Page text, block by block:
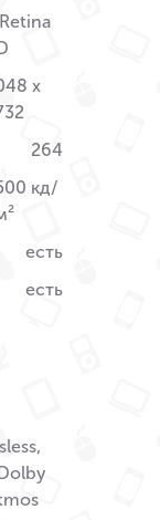
x
264
кд/
есть
есть